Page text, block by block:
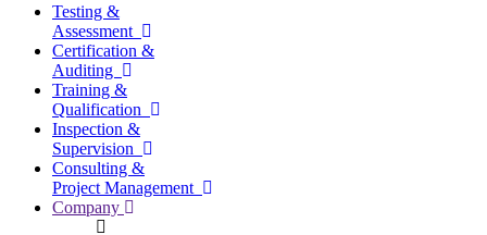
Testing &
Assessment
Certification &
Auditing
Training &
Qualification
Inspection &
Supervision
Consulting &
Project Management
Company